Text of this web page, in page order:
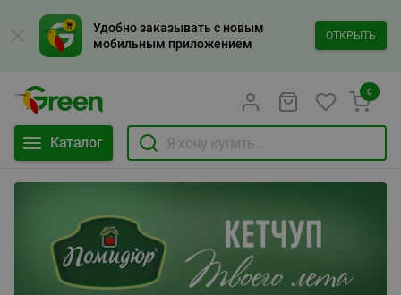
Удобно заказывать с новым
мобильным приложением
ОТКРЫТЬ
Каталог
0